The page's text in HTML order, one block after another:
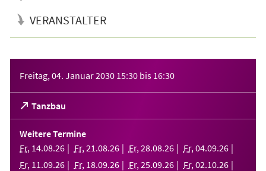
VERANSTALTER
Freitag, 04. Januar 2030 15:30 bis 16:30
Tanzbau
(Öffnet
in
einem
neuen
Tab)
Weitere Termine
Fr, 14.08.26 Fr, 21 .08.26 Fr, 28.08.26 Fr, 04.09.26
Fr, 11 .09.26 Fr, 18.09.26 Fr, 25.09.26 Fr, 02.10.26